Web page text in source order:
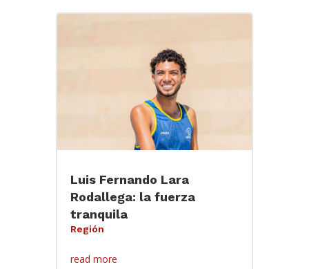
Luis Fernando Lara
Rodallega: la fuerza
tranquila
Región
read more